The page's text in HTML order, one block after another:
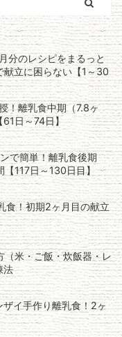
分のレシピをまるっと
立に困らない【1～30
！離乳食中期（7.8ヶ
日～74日】
で簡単！離乳食後期
【117日～130日目】
食！初期2ヶ月目の献立
（米・ご飯・炊飯器・レ
法
イ手作り離乳食！2ヶ